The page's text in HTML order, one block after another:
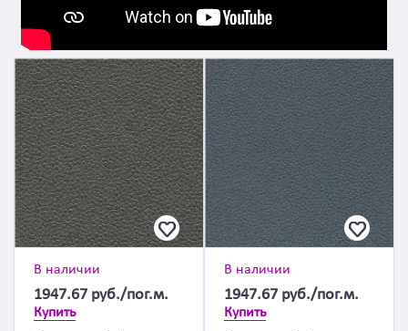
В наличии
1947.67 руб./пог.м.
Купить
В наличии
1947.67 руб./пог.м.
Купить